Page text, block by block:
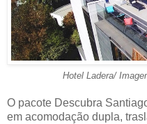
Hotel Ladera/
O pacote Descubra
em acomodação dupla,